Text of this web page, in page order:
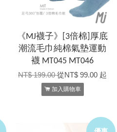
《MJ襪子》[3倍棉]厚底
潮流毛巾純棉氣墊運動
襪 MT045 MT046
NT$ 199.00從NT$ 99.00 起
加入購物車